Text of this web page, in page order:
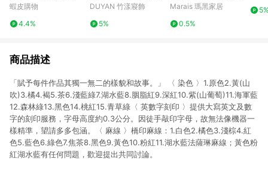
技術處理 台灣製 單人/
床包組/床包 亞汀 奶茶
蝦皮購物
4.4%
/ 芝麻霧灰 台灣製
DUYAN 竹漾寢飾
5%
鼠尾草綠
Marais 瑪黑家居
0.5%
商品描述
「賦予每件作品其獨一無二的樣貌和故事。」 〈 染色 〉1.原色2.黃(山
吹)3.橘4.褐5.茶6.淺藍綠7.湖水藍8.胭脂紅9.深紅10.紫(山葡萄)11.海軍藍
12.森林綠13.黑色14.桃紅15.青草綠〈 英數字刻印 〉提供大寫英文及數
字的刻印服務，字母高度約0.3公分。因徒手敲印字母，故無法像機器一
樣精準，望請多多包涵。〈 麻線 〉橋印麻線：1.白色2.橘色3.淺棕4.紅
色5.藍色6.綠色7.焦茶8.黑色9.黃色10.粉紅11.湖水藍法薩琳麻線；黃色粉
紅湖水藍有任何問題，歡迎提出共同討論。